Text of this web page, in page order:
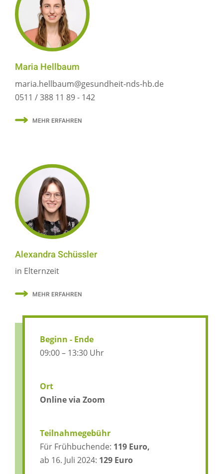
Maria Hellbaum
maria.hellbaum@gesundheit-nds-hb.de
0511 / 388 11 89 - 142
MEHR ERFAHREN
Alexandra Schüssler
in Elternzeit
MEHR ERFAHREN
Beginn - Ende
09:00 – 13:30 Uhr
Ort
Online via Zoom
Teilnahmegebühr
Für Frühbuchende: 119 Euro,
ab 16. Juli 2024: 129 Euro